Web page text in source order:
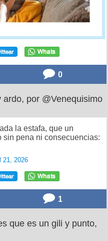
0
por @Venequisimo
la estafa, que un
sin pena ni consecuencias:
21, 2026
1
que es un gili y punto,